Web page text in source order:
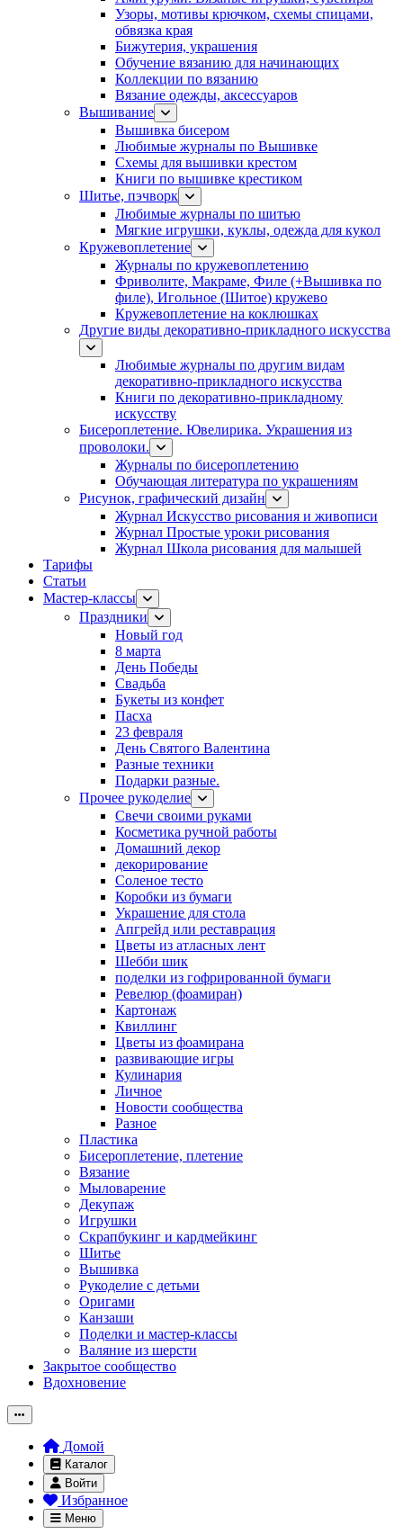
Узоры, мотивы крючком, схемы спицами,
обвязка края
Бижутерия, украшения
Обучение вязанию для начинающих
Коллекции по вязанию
Вязание одежды, аксессуаров
Вышивание
Вышивка бисером
Любимые журналы по Вышивке
Схемы для вышивки крестом
Книги по вышивке крестиком
Шитье, пэчворк
Любимые журналы по шитью
Мягкие игрушки, куклы, одежда для кукол
Кружевоплетение
Журналы по кружевоплетению
Фриволите, Макраме, Филе (+Вышивка по
филе), Игольное (Шитое) кружево
Кружевоплетение на коклюшках
Другие виды декоративно-прикладного искусства
Любимые журналы по другим видам
декоративно-прикладного искусства
Книги по декоративно-прикладному
искусству
Бисероплетение. Ювелирика. Украшения из
проволоки.
Журналы по бисероплетению
Обучающая литература по украшениям
Рисунок, графический дизайн
Журнал Искусство рисования и живописи
Журнал Простые уроки рисования
Журнал Школа рисования для малышей
Тарифы
Статьи
Мастер-классы
Праздники
Новый год
8 марта
День Победы
Свадьба
Букеты из конфет
Пасха
23 февраля
День Святого Валентина
Разные техники
Подарки разные.
Прочее рукоделие
Свечи своими руками
Косметика ручной работы
Домашний декор
декорирование
Соленое тесто
Коробки из бумаги
Украшение для стола
Апгрейд или реставрация
Цветы из атласных лент
Шебби шик
поделки из гофрированной бумаги
Ревелюр (фоамиран)
Картонаж
Квиллинг
Цветы из фоамирана
развивающие игры
Кулинария
Личное
Новости сообщества
Разное
Пластика
Бисероплетение, плетение
Вязание
Мыловарение
Декупаж
Игрушки
Скрапбукинг и кардмейкинг
Шитье
Вышивка
Рукоделие с детьми
Оригами
Канзаши
Поделки и мастер-классы
Валяние из шерсти
Закрытое сообщество
Вдохновение
Домой
Каталог
Войти
Избранное
Меню